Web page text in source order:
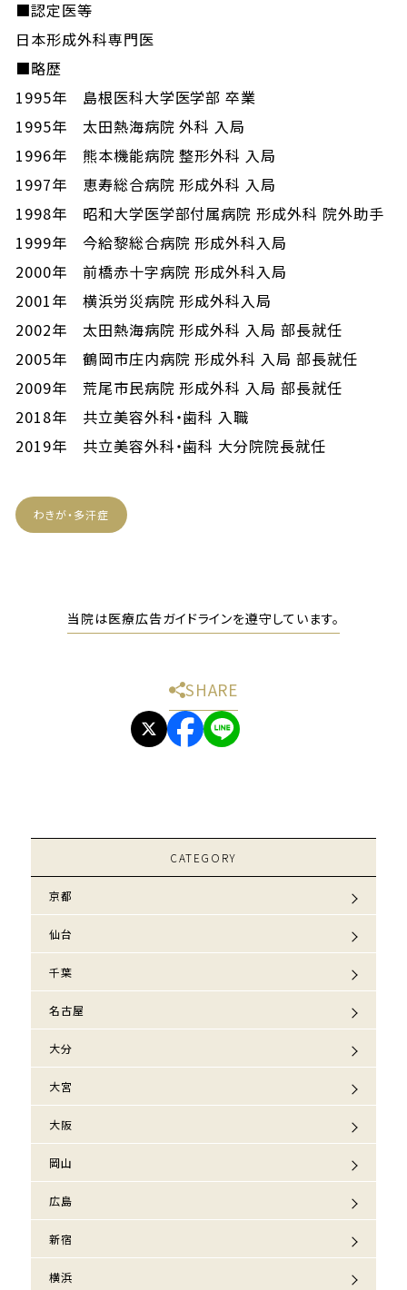
■認定医等
日本形成外科専門医
■略歴
1995年 島根医科大学医学部 卒業
1995年 太田熱海病院 外科 入局
1996年 熊本機能病院 整形外科 入局
1997年 恵寿総合病院 形成外科 入局
1998年 昭和大学医学部付属病院 形成外科 院外助手
1999年 今給黎総合病院 形成外科入局
2000年 前橋赤十字病院 形成外科入局
2001年 横浜労災病院 形成外科入局
2002年 太田熱海病院 形成外科 入局 部長就任
2005年 鶴岡市庄内病院 形成外科 入局 部長就任
2009年 荒尾市民病院 形成外科 入局 部長就任
2018年 共立美容外科・歯科 入職
2019年 共立美容外科・歯科 大分院院長就任
わきが・多汗症
当院は医療広告ガイドラインを遵守しています。
SHARE
CATEGORY
京都
仙台
千葉
名古屋
大分
大宮
大阪
岡山
広島
新宿
横浜